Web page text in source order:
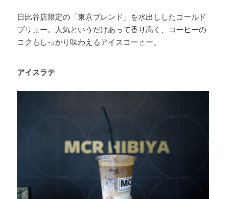
日比谷店限定の「東京ブレンド」を水出ししたコールド
ブリュー。人気というだけあって香り高く、コーヒーの
コクもしっかり味わえるアイスコーヒー。
アイスラテ